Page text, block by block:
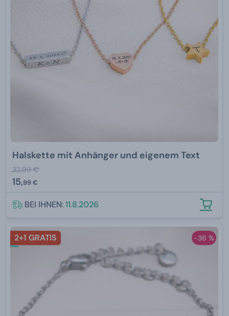
Halskette mit Anhänger und eigenem Text
32,99 €
15,99 €
BEI IHNEN:11.8.2026
-36 %
2+1 GRATIS